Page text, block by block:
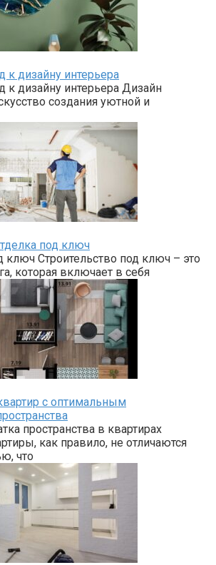
к дизайну интерьера
к дизайну интерьера Дизайн
создания уютной и
под ключ
ключ Строительство под ключ – это
которая включает в себя
с оптимальным
пространства в квартирах
как правило, не отличаются
что